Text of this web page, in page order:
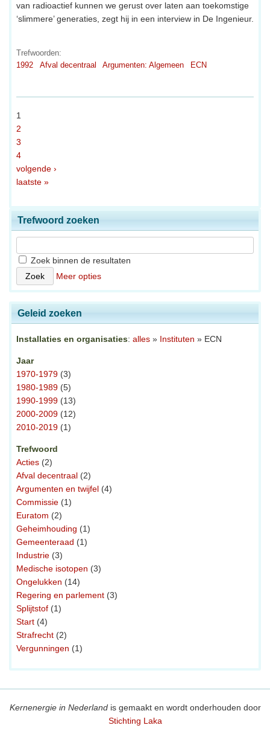
van radioactief kunnen we gerust over laten aan toekomstige
‘slimmere’ generaties, zegt hij in een interview in De Ingenieur.
Trefwoorden:
1992
Afval decentraal Argumenten: Algemeen ECN
1
2
3
4
volgende ›
laatste »
Trefwoord zoeken
Zoek binnen de resultaten
Meer opties
Geleid zoeken
Installaties en organisaties: alles » Instituten » ECN
Jaar
1970-1979 (3)
1980-1989 (5)
1990-1999 (13)
2000-2009 (12)
2010-2019 (1)
Trefwoord
Acties (2)
Afval decentraal (2)
Argumenten en twijfel (4)
Commissie (1)
Euratom (2)
Geheimhouding (1)
Gemeenteraad (1)
Industrie (3)
Medische isotopen (3)
Ongelukken (14)
Regering en parlement (3)
Splijtstof (1)
Start (4)
Strafrecht (2)
Vergunningen (1)
Kernenergie in Nederlandis gemaakt en wordt onderhouden door
Stichting Laka